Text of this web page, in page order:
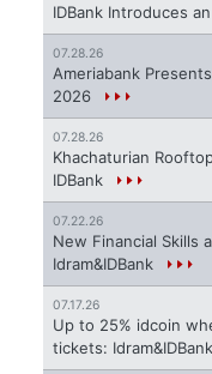
IDBank Introduces
07.28.26
Ameriabank
2026
07.28.26
Khachaturian
IDBank
07.22.26
New Financial Skills
Idram&IDBank
07.17.26
Up to 25% idcoin
tickets: Idram&IDBank